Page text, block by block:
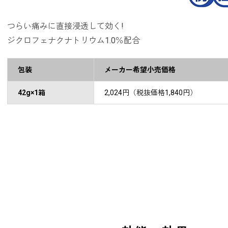
つらい痛みに直接浸透して効く!
ジクロフェナクナトリウム1.0％配合
包装 メーカー希望小売価格
42g×1箱 2,024円（税抜価格1,840円）